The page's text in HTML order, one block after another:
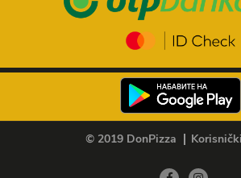
© 2019 DonPizza